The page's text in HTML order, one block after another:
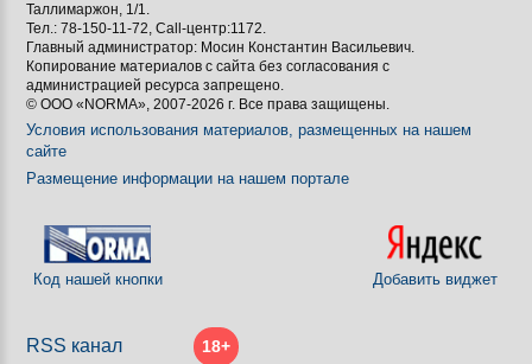
Таллимаржон, 1/1.
Тел.: 78-150-11-72, Call-центр:1172.
Главный администратор: Мосин Константин Васильевич.
Копирование материалов с сайта без согласования с
администрацией ресурса запрещено.
© ООО «NORMA», 2007-2026 г. Все права защищены.
Условия использования материалов, размещенных на нашем
сайте
Размещение информации на нашем портале
Код нашей кнопки Добавить виджет
RSS канал 18+